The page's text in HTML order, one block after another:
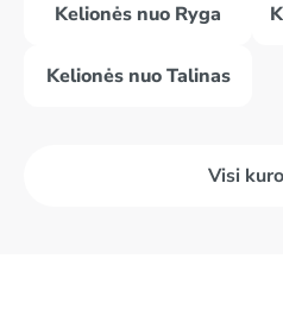
Kelionės nuo Ryga
Kelionės nuo Talinas
Visi